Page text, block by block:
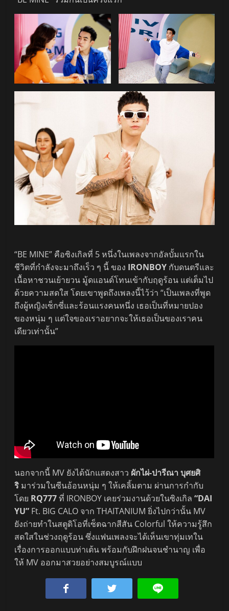
“BE MINE” คือซิงเกิลที่ 5 หนึ่งในเพลงจากอัลบั้มแรกใน
ชีวิตที่กำลังจะมาถึงเร็ว ๆ นี้ ของ IRONBOY กับดนตรีและ
เนื้อหาชวนเย้ายวน มู้ดแอนด์โทนเข้ากับฤดูร้อน แต่เต็มไป
ด้วยความสดใส โดยเขาพูดถึงเพลงนี้ไว้ว่า “เป็นเพลงที่พูด
ถึงผู้หญิงเซ็กซี่และร้อนแรงคนหนึ่ง เธอเป็นที่หมายปอง
ของหนุ่ม ๆ แต่ใจของเราอยากจะให้เธอเป็นของเราคน
เดียวเท่านั้น”
นอกจากนี้ MV ยังได้นักแสดงสาว ผักไผ่-ปารีณา บุศยศิ
ริ มาร่วมในซีนอ้อนหนุ่ม ๆ ให้เคลิ้มตาม ผ่านการกำกับ
โดย RQ777ที่ IRONBOY เคยร่วมงานด้วยในซิงเกิล“DAI
YU” Ft. BIG CALO จาก THAITANIUM ยิ่งไปกว่านั้น MV
ยังถ่ายทำในสตูดิโอที่เซ็ตฉากสีสัน Colorful ให้ความรู้สึก
สดใสในช่วงฤดูร้อน ซึ่งแฟนเพลงจะได้เห็นเขาทุ่มเทใน
เรื่องการออกแบบท่าเต้น พร้อมกับฝึกฝนจนชำนาญ เพื่อ
ให้ MV ออกมาสวยอย่างสมบูรณ์แบบ